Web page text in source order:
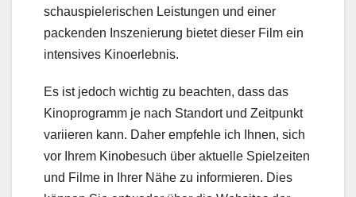
schauspielerischen Leistungen und einer
packenden Inszenierung bietet dieser Film ein
intensives Kinoerlebnis.
Es ist jedoch wichtig zu beachten, dass das
Kinoprogramm je nach Standort und Zeitpunkt
variieren kann. Daher empfehle ich Ihnen, sich
vor Ihrem Kinobesuch über aktuelle Spielzeiten
und Filme in Ihrer Nähe zu informieren. Dies